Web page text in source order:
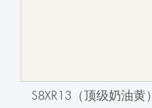
S8XR13（顶级奶油黄）